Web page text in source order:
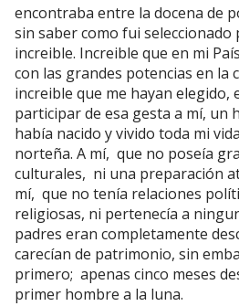
encontraba entre la docena de
sin saber como fui seleccionado
increible. Increible que en mi
con las grandes potencias en la
increible que me hayan elegido,
participar de esa gesta a mí, un
había nacido y vivido toda mi
norteña. A mí, que no poseía
culturales, ni una preparación
mí, que no tenía relaciones
religiosas, ni pertenecía a
padres eran completamente
carecían de patrimonio, sin
primero; apenas cinco meses
primer hombre a la luna.